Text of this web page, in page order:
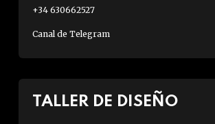
+34 630662527
Canal de Telegram
TALLER DE DISEÑO